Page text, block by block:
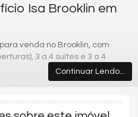
Isa Brooklin em
venda no Brooklin, com
3 a 4 suítes e 3 a 4
da região e desfrute
espaço gourmet,
Continuar Lendo...